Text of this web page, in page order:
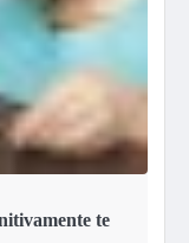
te